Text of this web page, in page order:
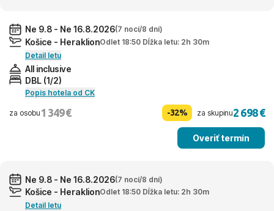
Ne 9.8 - Ne 16.8.2026(7 nocí/8 dní)
Košice - HeraklionOdlet 18:50 Dĺžka letu: 2h 30m
Detail letu
All inclusive
DBL (1/2)
Popis hotela od CK
za osobu 1 349 € -32% za skupinu2 698 €
Overiť termín
Ne 9.8 - Ne 16.8.2026(7 nocí/8 dní)
Košice - HeraklionOdlet 18:50 Dĺžka letu: 2h 30m
Detail letu